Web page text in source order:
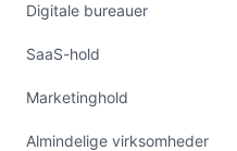
Digitale bureauer
SaaS-hold
Marketinghold
Almindelige virksomheder